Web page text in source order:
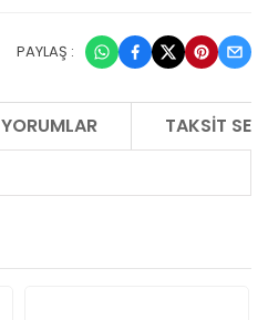
PAYLAŞ :
YORUMLAR TAKSIT